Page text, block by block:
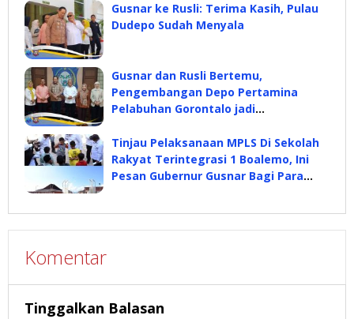
Gusnar ke Rusli: Terima Kasih, Pulau
Dudepo Sudah Menyala
Gusnar dan Rusli Bertemu,
Pengembangan Depo Pertamina
Pelabuhan Gorontalo jadi
Tinjau Pelaksanaan MPLS Di Sekolah
Rakyat Terintegrasi 1 Boalemo, Ini
Pesan Gubernur Gusnar Bagi Para
Komentar
Tinggalkan Balasan